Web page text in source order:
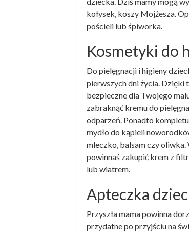
kołysek, koszy Mojżesza.
pościeli lub śpiworka.
Kosmetyki do
Do pielęgnacji i higieny
pierwszych dni życia. Dzięki
bezpieczne dla Twojego
zabraknąć kremu do
odparzeń. Ponadto
mydło do kąpieli
mleczko, balsam czy oliwka.
powinnaś zakupić krem z
lub wiatrem.
Apteczka
Przyszła mama powinna
przydatne po przyjściu na